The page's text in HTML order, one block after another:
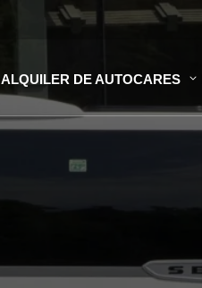
ALQUILER DE AUTOCARES